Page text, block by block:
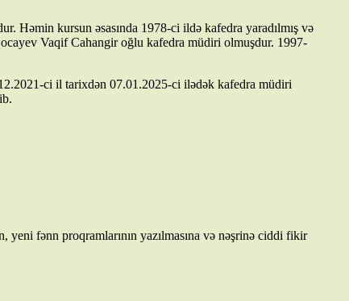
kursun əsasında 1978-ci ildə kafedra yaradılmış və
Vaqif Cahangir oğlu kafedra müdiri olmuşdur. 1997-
ci il tarixdən 07.01.2025-ci ilədək kafedra müdiri
yeni fənn proqramlarının yazılmasına və nəşrinə ciddi fikir